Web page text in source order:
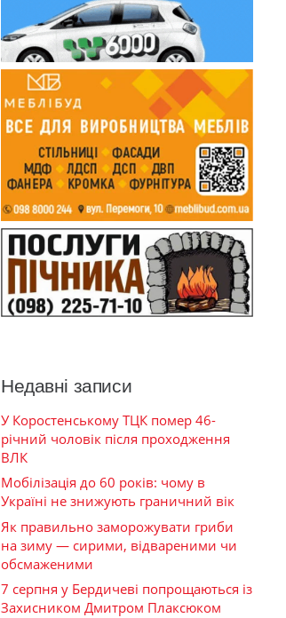
Недавні записи
У Коростенському ТЦК помер 46-
річний чоловік після проходження
ВЛК
Мобілізація до 60 років: чому в
Україні не знижують граничний вік
Як правильно заморожувати гриби
на зиму — сирими, відвареними чи
обсмаженими
7 серпня у Бердичеві попрощаються із
Захисником Дмитром Плаксюком